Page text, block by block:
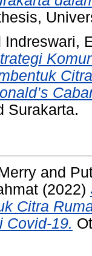
Indreswari,
Surakarta.
and
(2022)
Citra
Covid-19.